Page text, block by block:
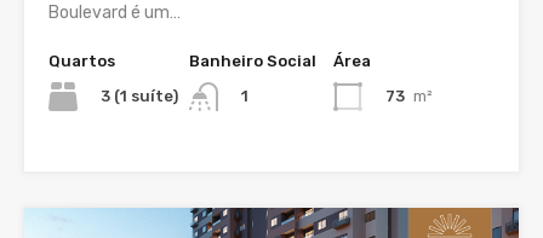
Boulevard é um…
Quartos
3 (1 suíte)
Banheiro Social
1
Área
73 m²